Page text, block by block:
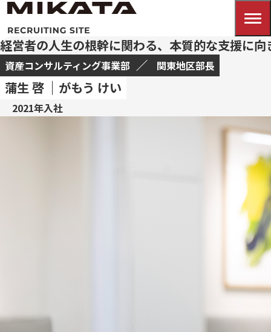
経営者の人生の根幹に関わる、本質的な支援に向
資産コンサルティング事業部 関東地区部長
蒲生 啓 がもう けい
2021年入社